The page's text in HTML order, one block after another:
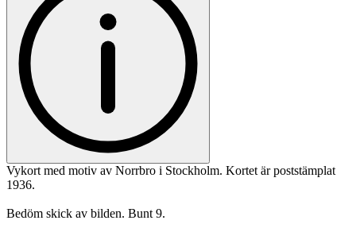
Vykort med motiv av Norrbro i Stockholm. Kortet är poststämplat
1936.
Bedöm skick av bilden. Bunt 9.